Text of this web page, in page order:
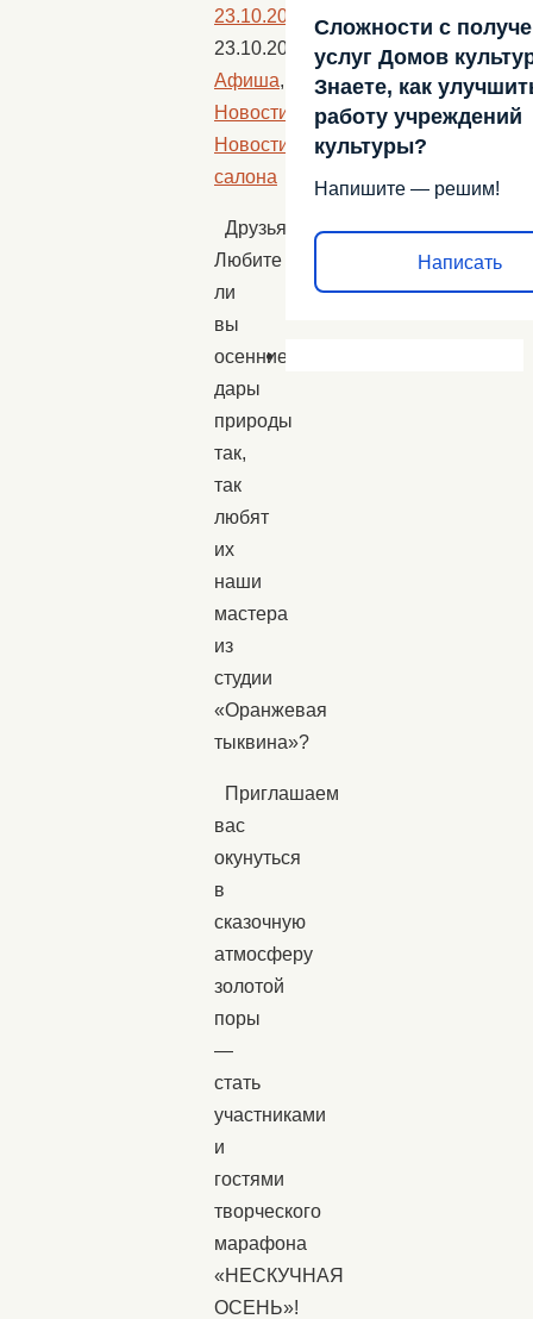
23.10.2024
23.10.2024
Афиша,
Новости
Новости
салона
Друзья!
Любите
ли
вы
осенние
дары
природы
так,
так
любят
их
наши
мастера
из
студии
«Оранжевая
тыквина»?
Приглашаем
вас
окунуться
в
сказочную
атмосферу
золотой
поры
—
стать
участниками
и
гостями
творческого
марафона
«НЕСКУЧНАЯ
ОСЕНЬ»!
Сложности с
услуг Домов
Знаете, как
работу учреждений
культуры?
Напишите — решим!
Написать